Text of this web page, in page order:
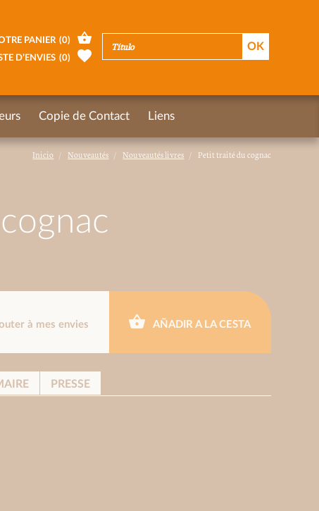
Inicio Nouveautés Nouveautés livres Petit traité du cognac
à mes envies AÑADIR A LA CESTA
PRESSE
PANIER (0)
D’ENVIES (0)
Copie de Contact Liens